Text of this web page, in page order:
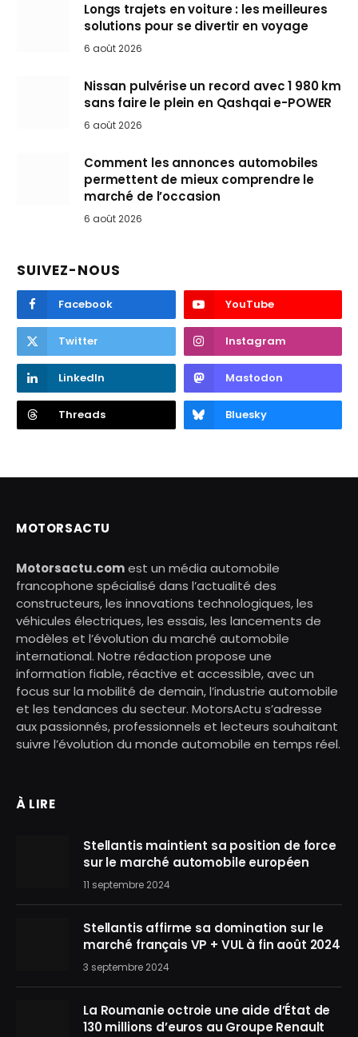
Longs trajets en voiture : les meilleures
solutions pour se divertir en voyage
6 août 2026
Nissan pulvérise un record avec 1 980 km
sans faire le plein en Qashqai e-POWER
6 août 2026
Comment les annonces automobiles
permettent de mieux comprendre le
marché de l’occasion
6 août 2026
SUIVEZ-NOUS
Facebook YouTube
Twitter Instagram
LinkedIn Mastodon
Threads Bluesky
MOTORSACTU
Motorsactu.comest un média automobile
francophone spécialisé dans l’actualité des
constructeurs, les innovations technologiques, les
véhicules électriques, les essais, les lancements de
modèles et l’évolution du marché automobile
international. Notre rédaction propose une
information fiable, réactive et accessible, avec un
focus sur la mobilité de demain, l’industrie automobile
et les tendances du secteur. MotorsActu s’adresse
aux passionnés, professionnels et lecteurs souhaitant
suivre l’évolution du monde automobile en temps réel.
À LIRE
Stellantis maintient sa position de force
sur le marché automobile européen
11 septembre 2024
Stellantis affirme sa domination sur le
marché français VP + VUL à fin août 2024
3 septembre 2024
La Roumanie octroie une aide d’État de
130 millions d’euros au Groupe Renault